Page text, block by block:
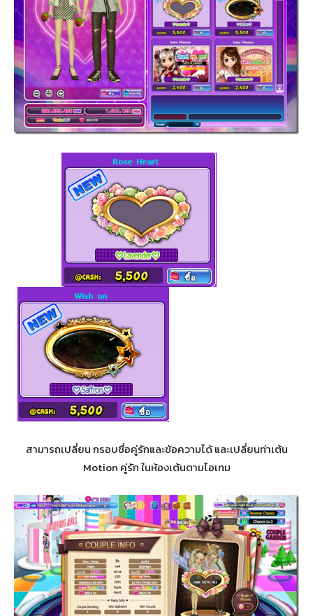
สามารถเปลี่ยน กรอบชื่อคู่รักและข้อความได้ และเปลี่ยนท่าเต้น
Motion คู่รัก ในห้องเต้นตามไอเทม